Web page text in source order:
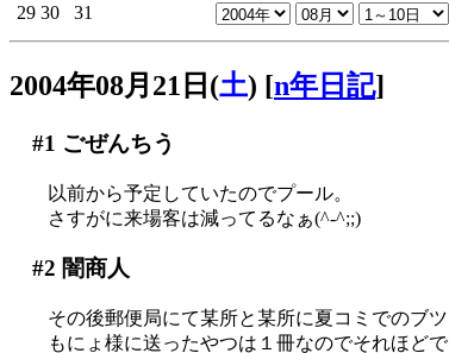
29 30 31
2004年08月21日(土) [n年日記]
#1 ごぜんちう
以前から予定していたのでプール。
さすがに来場客は減ってるなぁ(^-^;;)
#2 闇商人
その後郵便局にて某所と某所に夏コミでのブツ
もにょ様に送ったやつは１冊なのでそれほど